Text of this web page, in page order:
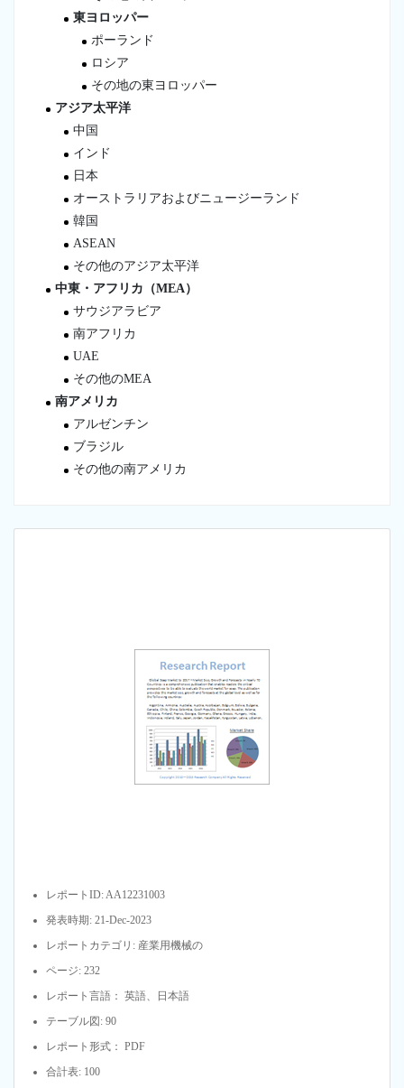
東ヨロッパー
ポーランド
ロシア
その地の東ヨロッパー
アジア太平洋
中国
インド
日本
オーストラリアおよびニュージーランド
韓国
ASEAN
その他のアジア太平洋
中東・アフリカ（MEA）
サウジアラビア
南アフリカ
UAE
その他のMEA
南アメリカ
アルゼンチン
ブラジル
その他の南アメリカ
レポートID: AA12231003
発表時期: 21-Dec-2023
レポートカテゴリ: 産業用機械の
ページ: 232
レポート言語： 英語、日本語
テーブル図: 90
レポート形式： PDF
合計表: 100